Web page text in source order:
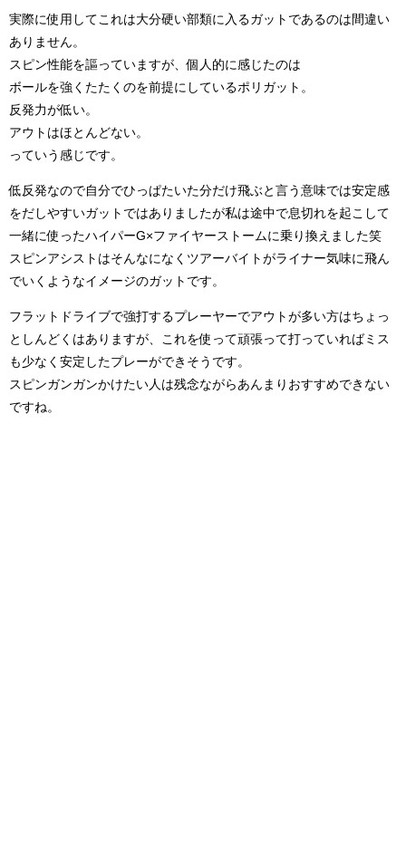
実際に使用してこれは大分硬い部類に入るガットであるのは間違い
ありません。
スピン性能を謳っていますが、個人的に感じたのは
ボールを強くたたくのを前提にしているポリガット。
反発力が低い。
アウトはほとんどない。
っていう感じです。
低反発なので自分でひっぱたいた分だけ飛ぶと言う意味では安定感
をだしやすいガットではありましたが私は途中で息切れを起こして
一緒に使ったハイパーG×ファイヤーストームに乗り換えました笑
スピンアシストはそんなになくツアーバイトがライナー気味に飛ん
でいくようなイメージのガットです。
フラットドライブで強打するプレーヤーでアウトが多い方はちょっ
としんどくはありますが、これを使って頑張って打っていればミス
も少なく安定したプレーができそうです。
スピンガンガンかけたい人は残念ながらあんまりおすすめできない
ですね。